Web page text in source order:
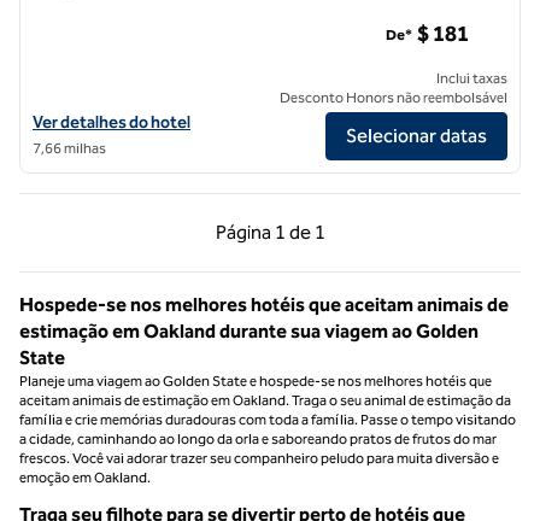
Exibir detalhes do hotel Timbri Hotel San Francisco, Curio Collection
Ver detalhes do hotel
7,66 milhas
De* $ 181
Inclui taxas
Desconto Honors não reembolsável
Selecionar datas
Página 1 de 1
Página anterior, 1 de 1
Página 1 de 1
Hospede-se nos melhores hotéis que aceitam animais de
estimação em Oakland durante sua viagem ao Golden
State
Planeje uma viagem ao Golden State e hospede-se nos melhores hotéis que
aceitam animais de estimação em Oakland. Traga o seu animal de estimação da
família e crie memórias duradouras com toda a família. Passe o tempo visitando
a cidade, caminhando ao longo da orla e saboreando pratos de frutos do mar
frescos. Você vai adorar trazer seu companheiro peludo para muita diversão e
emoção em Oakland.
Traga seu filhote para se divertir perto de hotéis que